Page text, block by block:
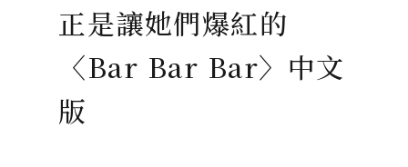
正是讓她們爆紅的
〈Bar Bar Bar〉中文
版